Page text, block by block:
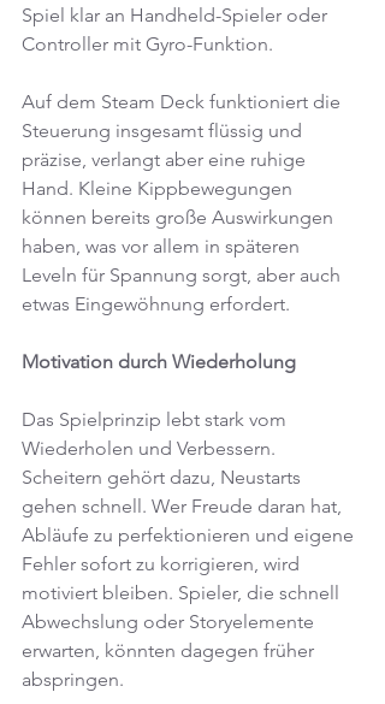
Spiel klar an Handheld-Spieler oder
Controller mit Gyro-Funktion.
Auf dem Steam Deck funktioniert die
Steuerung insgesamt flüssig und
präzise, verlangt aber eine ruhige
Hand. Kleine Kippbewegungen
können bereits große Auswirkungen
haben, was vor allem in späteren
Leveln für Spannung sorgt, aber auch
etwas Eingewöhnung erfordert.
Motivation durch Wiederholung
Das Spielprinzip lebt stark vom
Wiederholen und Verbessern.
Scheitern gehört dazu, Neustarts
gehen schnell. Wer Freude daran hat,
Abläufe zu perfektionieren und eigene
Fehler sofort zu korrigieren, wird
motiviert bleiben. Spieler, die schnell
Abwechslung oder Storyelemente
erwarten, könnten dagegen früher
abspringen.